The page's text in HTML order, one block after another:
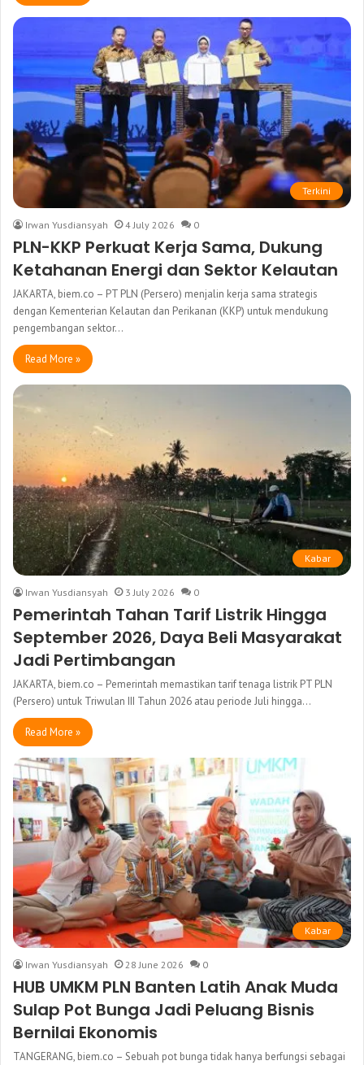
Terkini
Irwan Yusdiansyah 4 July 2026 0
PLN-KKP Perkuat Kerja Sama, Dukung
Ketahanan Energi dan Sektor Kelautan
JAKARTA, biem.co – PT PLN (Persero) menjalin kerja sama strategis
dengan Kementerian Kelautan dan Perikanan (KKP) untuk mendukung
pengembangan sektor…
Read More »
Kabar
Irwan Yusdiansyah 3 July 2026 0
Pemerintah Tahan Tarif Listrik Hingga
September 2026, Daya Beli Masyarakat
Jadi Pertimbangan
JAKARTA, biem.co – Pemerintah memastikan tarif tenaga listrik PT PLN
(Persero) untuk Triwulan III Tahun 2026 atau periode Juli hingga…
Read More »
Kabar
Irwan Yusdiansyah 28 June 2026 0
HUB UMKM PLN Banten Latih Anak Muda
Sulap Pot Bunga Jadi Peluang Bisnis
Bernilai Ekonomis
TANGERANG, biem.co – Sebuah pot bunga tidak hanya berfungsi sebagai